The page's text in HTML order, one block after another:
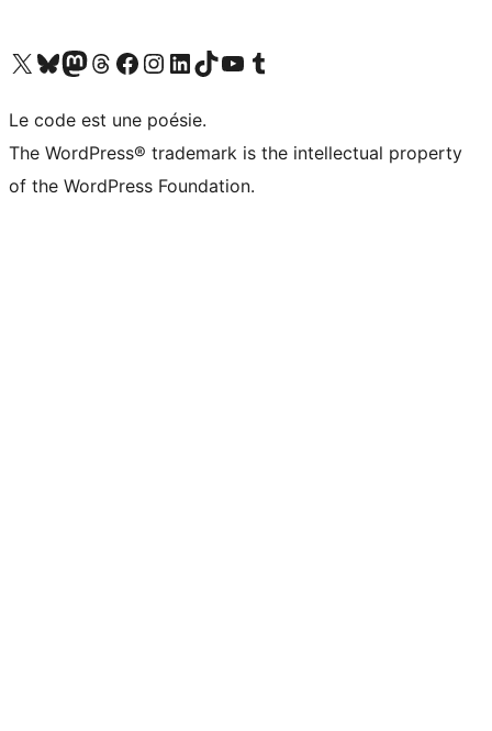
Visitez notre compte X (précédemment Twitter)
Visiter notre compte Bluesky
Visiter notre compte Mastodon
Visiter notre compte Threads
Consulter notre compte Facebook
Consulter notre compte Instagram
Consulter notre compte LinkedIn
Visiter notre compte TokTok
Visiter notre chaîne YouTube
Visiter notre compte Tumblr
Le code est une poésie.
The WordPress® trademark is the intellectual property
of the WordPress Foundation.